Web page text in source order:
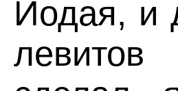
Иодая, и
левитов